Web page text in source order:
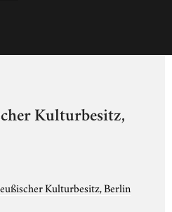
Kulturbesitz,
Kulturbesitz, Berlin